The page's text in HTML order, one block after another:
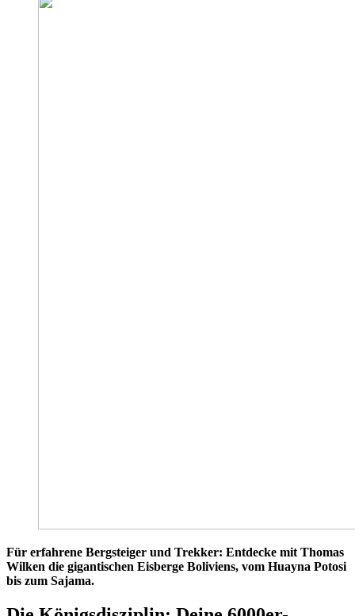
Für erfahrene Bergsteiger und Trekker: Entdecke mit Thomas
Wilken die gigantischen Eisberge Boliviens, vom Huayna Potosi
bis zum Sajama.